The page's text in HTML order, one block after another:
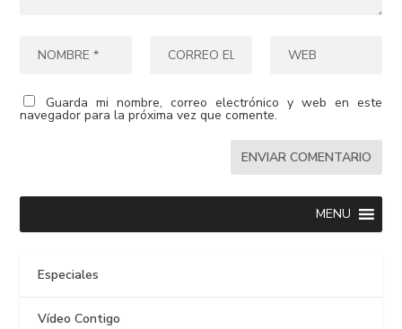
Guarda mi nombre, correo electrónico y web en este
navegador para la próxima vez que comente.
MENU
Especiales
Vídeo Contigo